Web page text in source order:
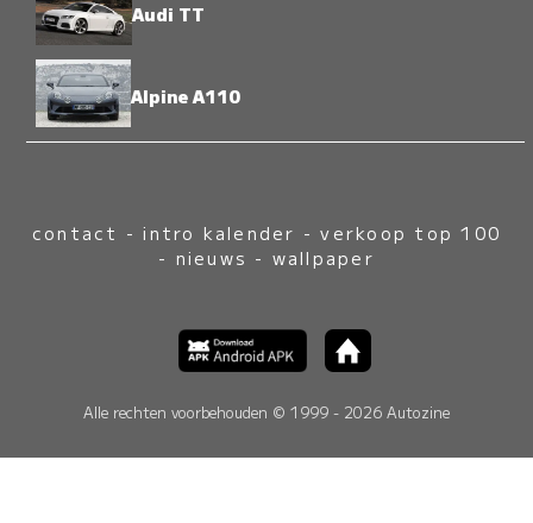
Audi TT
Alpine A110
contact -intro kalender -verkoop top 100
- nieuws - wallpaper
Alle rechten voorbehouden © 1999 - 2026 Autozine